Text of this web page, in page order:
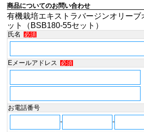
商品についてのお問い合わせ
有機栽培エキストラバージンオリーブ
ット（BSB180-55セット）
氏名 必須
Eメールアドレス 必須
お電話番号
-
-